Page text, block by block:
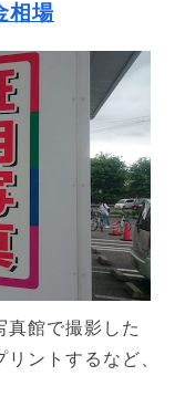
相場
真館で撮影した
ントするなど、